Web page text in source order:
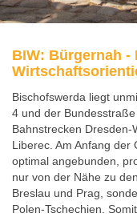
BIW: Bürgernah -
Bischofswerda liegt
4 und der
Bahnstrecken
Liberec. Am Anfang
optimal angebunden,
nur von der Nähe zu
Breslau und Prag,
Polen-Tschechien.